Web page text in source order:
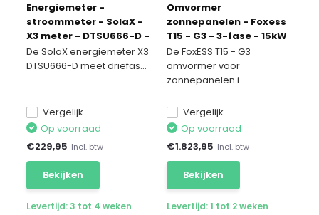
Energiemeter -
stroommeter - SolaX -
X3 meter - DTSU666-D -
Copy
De SolaX energiemeter X3
DTSU666-D meet driefas...
Vergelijk
Op voorraad
€229,95 Incl. btw
Bekijken
Levertijd: 3 tot 4 weken
Omvormer
zonnepanelen - Foxess
T15 - G3 - 3-fase - 15kW
De FoxESS T15 - G3
omvormer voor
zonnepanelen i...
Vergelijk
Op voorraad
€1.823,95 Incl. btw
Bekijken
Levertijd: 1 tot 2 weken